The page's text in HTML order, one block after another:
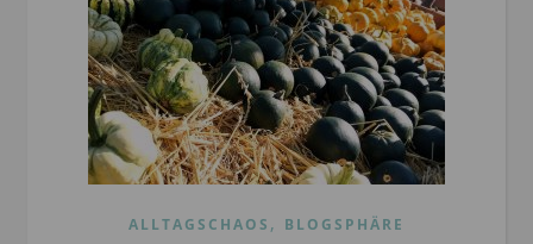
ALLTAGSCHAOS , BLOGSPHÄRE